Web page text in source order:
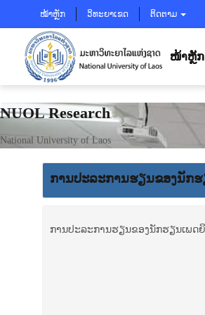
ໝ້າຫຼັກ ວິທະຍາເຂດ ຕິດຕາມ
ໜ້າຫຼັກ
NUOL Research
National University of Laos
ການ​ປະ​ລະ​ການ​ຮຽນ​ຂອງ​ນັກ​
ການ​ປະ​ລະ​ການ​ຮຽນ​ຂອງ​ນັກ​ຮຽນ​ເພ